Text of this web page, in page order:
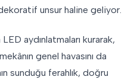
unsur haline geliyor.
aydınlatmaları kurarak,
genel havasını da
sunduğu ferahlık, doğru